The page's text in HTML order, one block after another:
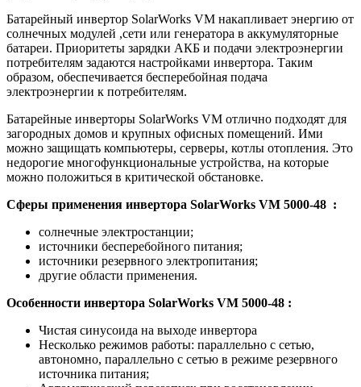
Батарейный инвертор SolarWorks VM накапливает энергию от
солнечных модулей ,сети или генератора в аккумуляторные
батареи. Приоритеты зарядки АКБ и подачи электроэнергии
потребителям задаются настройками инвертора. Таким
образом, обеспечивается бесперебойная подача
электроэнергии к потребителям.
Батарейные инверторы SolarWorks VM отлично подходят для
загородных домов и крупных офисных помещений. Ими
можно защищать компьютеры, серверы, котлы отопления. Это
недорогие многофункциональные устройства, на которые
можно положиться в критической обстановке.
Сферы применения инвертора SolarWorks VM 5000-48 :
солнечные электростанции;
источники бесперебойного питания;
источники резервного электропитания;
другие области применения.
Особенности инвертора SolarWorks VM 5000-48 :
Чистая синусоида на выходе инвертора
Несколько режимов работы: параллельно с сетью,
автономно, параллельно с сетью в режиме резервного
источника питания;